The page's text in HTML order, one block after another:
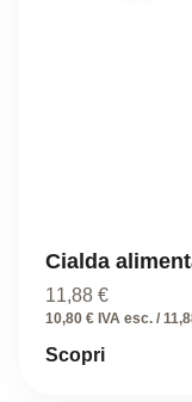
Cialda
11,88 €
10,80 € IVA esc. /
Scopri